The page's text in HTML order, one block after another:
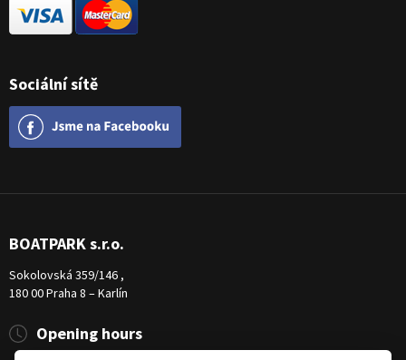
Sociální sítě
BOATPARK s.r.o.
Sokolovská 359/146 ,
180 00 Praha 8 – Karlín
Opening hours